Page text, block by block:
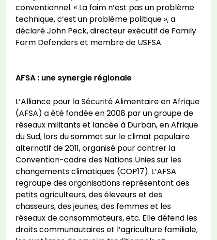
conventionnel. « La faim n’est pas un problème
technique, c’est un problème politique », a
déclaré John Peck, directeur exécutif de Family
Farm Defenders et membre de USFSA.
AFSA : une synergie régionale
L’Alliance pour la Sécurité Alimentaire en Afrique
(AFSA) a été fondée en 2008 par un groupe de
réseaux militants et lancée à Durban, en Afrique
du Sud, lors du sommet sur le climat populaire
alternatif de 2011, organisé pour contrer la
Convention-cadre des Nations Unies sur les
changements climatiques (COP17). L’AFSA
regroupe des organisations représentant des
petits agriculteurs, des éleveurs et des
chasseurs, des jeunes, des femmes et les
réseaux de consommateurs, etc. Elle défend les
droits communautaires et l’agriculture familiale,